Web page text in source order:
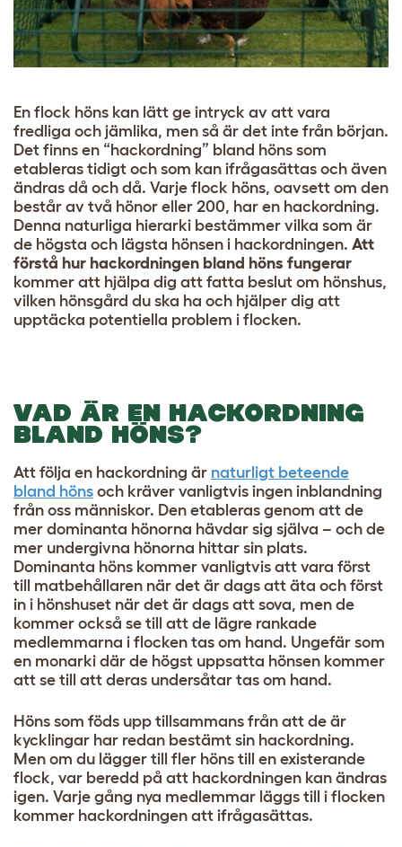
En flock höns kan lätt ge intryck av att vara
fredliga och jämlika, men så är det inte från början.
Det finns en “hackordning” bland höns som
etableras tidigt och som kan ifrågasättas och även
ändras då och då. Varje flock höns, oavsett om den
består av två hönor eller 200, har en hackordning.
Denna naturliga hierarki bestämmer vilka som är
de högsta och lägsta hönsen i hackordningen. Att
förstå hur hackordningen bland höns fungerar
kommer att hjälpa dig att fatta beslut om hönshus,
vilken hönsgård du ska ha och hjälper dig att
upptäcka potentiella problem i flocken.
VAD ÄR EN HACKORDNING
BLAND HÖNS?
Att följa en hackordning är naturligt beteende
bland höns och kräver vanligtvis ingen inblandning
från oss människor. Den etableras genom att de
mer dominanta hönorna hävdar sig själva – och de
mer undergivna hönorna hittar sin plats.
Dominanta höns kommer vanligtvis att vara först
till matbehållaren när det är dags att äta och först
in i hönshuset när det är dags att sova, men de
kommer också se till att de lägre rankade
medlemmarna i flocken tas om hand. Ungefär som
en monarki där de högst uppsatta hönsen kommer
att se till att deras undersåtar tas om hand.
Höns som föds upp tillsammans från att de är
kycklingar har redan bestämt sin hackordning.
Men om du lägger till fler höns till en existerande
flock, var beredd på att hackordningen kan ändras
igen. Varje gång nya medlemmar läggs till i flocken
kommer hackordningen att ifrågasättas.